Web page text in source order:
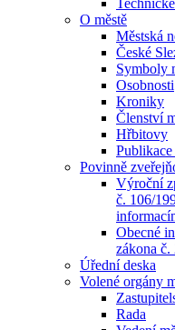
O městě
Městská
České
Symboly
Osobnosti
Kroniky
Členství
Hřbitovy
Povinně
Výroční
č. 106/
Obecné
zákona
Úřední deska
Volené orgány
Rada